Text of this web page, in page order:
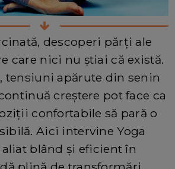
descoperi părți ale
care nici nu știai că există.
tensiuni apărute din senin
creștere pot face ca
confortabile să pară o
Aici intervine Yoga
blând și eficient în